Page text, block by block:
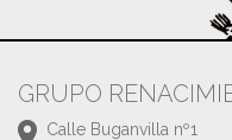
GRUPO
Calle Buganvilla nº1